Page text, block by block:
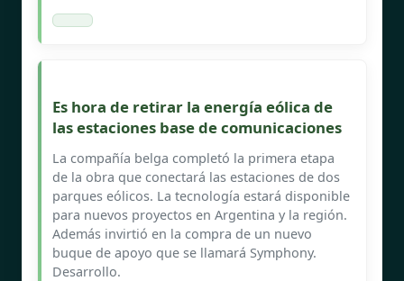
Es hora de retirar la energía eólica de
las estaciones base de comunicaciones
La compañía belga completó la primera etapa
de la obra que conectará las estaciones de dos
parques eólicos. La tecnología estará disponible
para nuevos proyectos en Argentina y la región.
Además invirtió en la compra de un nuevo
buque de apoyo que se llamará Symphony.
Desarrollo.